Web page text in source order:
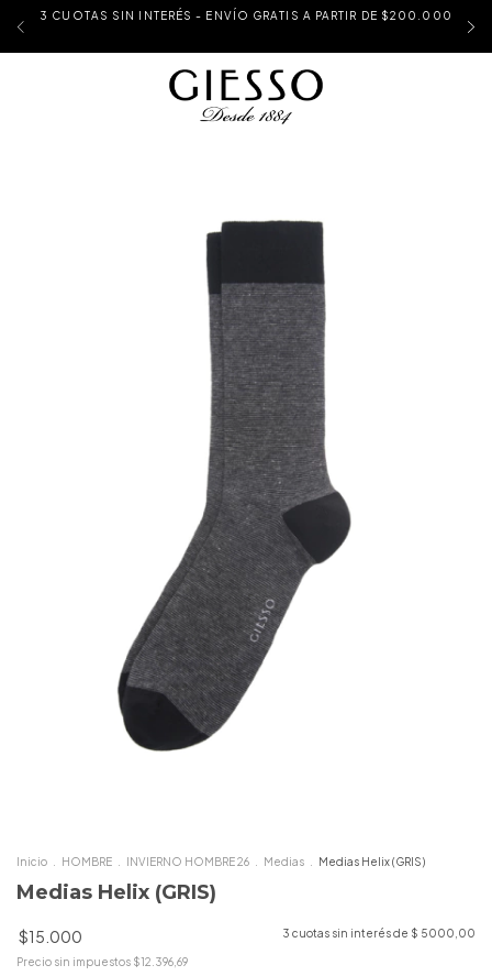
3 CUOTAS SIN INTERÉS - ENVÍO GRATIS A PARTIR DE $200.000
Inicio HOMBRE INVIERNO HOMBRE 26 Medias Medias Helix (GRIS)
Medias Helix (GRIS)
$15.000 3 cuotas sin interés de $ 5000,00
Precio sin impuestos $12.396,69